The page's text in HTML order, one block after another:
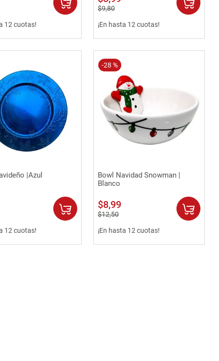
12 cuotas!
$9,80
¡En hasta 12 cuotas!
Vista rápida
|Azul
12 cuotas!
-28 %
Vista rápida
Bowl Navidad Snowman |
Blanco
$8,99
$12,50
¡En hasta 12 cuotas!